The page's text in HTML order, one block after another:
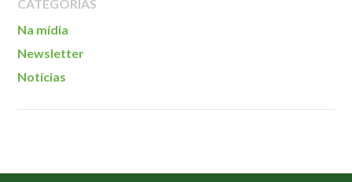
CATEGORIAS
Na mídia
Newsletter
Notícias